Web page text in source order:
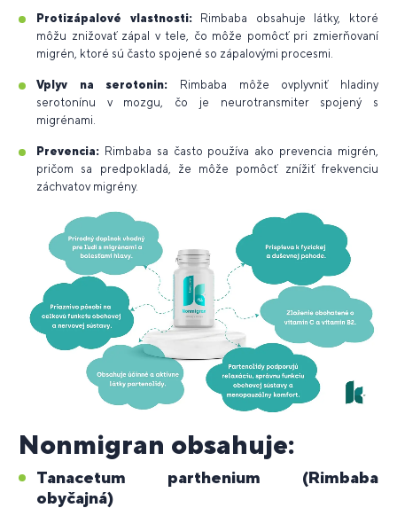
Protizápalové vlastnosti:Rimbaba obsahuje látky, ktoré
môžu znižovať zápal v tele, čo môže pomôcť pri zmierňovaní
migrén, ktoré sú často spojené so zápalovými procesmi.
Vplyv na serotonin: Rimbaba môže ovplyvniť hladiny
serotonínu v mozgu, čo je neurotransmiter spojený s
migrénami.
Prevencia: Rimbaba sa často používa ako prevencia migrén,
pričom sa predpokladá, že môže pomôcť znížiť frekvenciu
záchvatov migrény.
Nonmigran obsahuje:
Tanacetum parthenium (Rimbaba
obyčajná)